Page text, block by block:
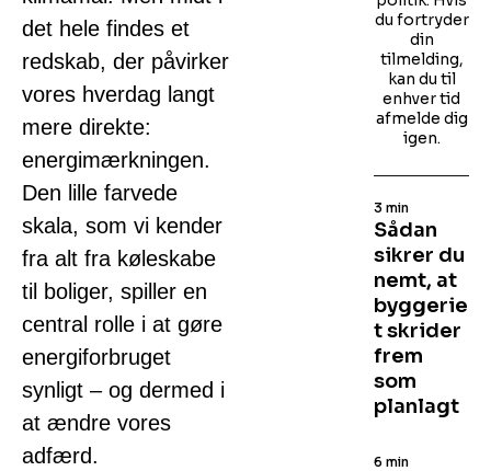
det hele findes et
redskab, der påvirker
vores hverdag langt
mere direkte:
energimærkningen.
Den lille farvede
skala, som vi kender
fra alt fra køleskabe
til boliger, spiller en
central rolle i at gøre
energiforbruget
synligt – og dermed i
at ændre vores
adfærd.
du fortryder
din
tilmelding,
kan du til
enhver tid
afmelde dig
igen.
Sådan
sikrer du
nemt, at
byggerie
t skrider
frem
som
planlagt
3 min
6 min